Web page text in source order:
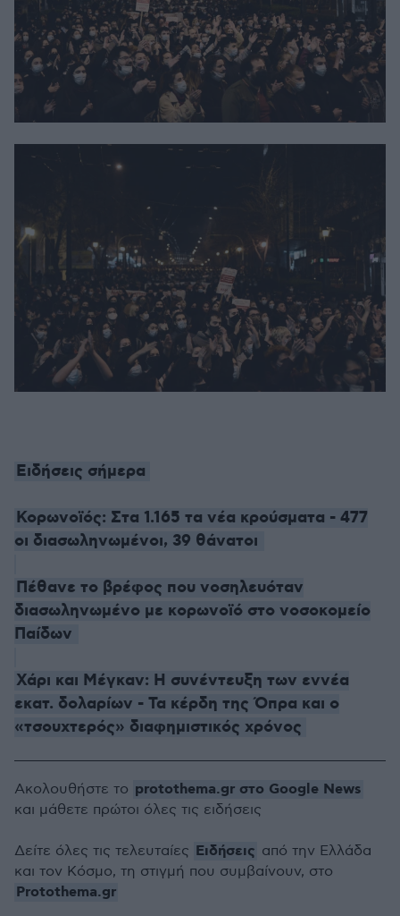
Ειδήσεις σήμερα
Κορωνοϊός: Στα 1.165 τα νέα κρούσματα - 477
οι διασωληνωμένοι, 39 θάνατοι
Πέθανε το βρέφος που νοσηλευόταν
διασωληνωμένο με κορωνοϊό στο νοσοκομείο
Παίδων
Χάρι και Μέγκαν: Η συνέντευξη των εννέα
εκατ. δολαρίων - Τα κέρδη της Όπρα και ο
«τσουχτερός» διαφημιστικός χρόνος
Ακολουθήστε το protothema.gr στο Google News
και μάθετε πρώτοι όλες τις ειδήσεις
Δείτε όλες τις τελευταίες Ειδήσεις από την Ελλάδα
και τον Κόσμο, τη στιγμή που συμβαίνουν, στο
Protothema.gr